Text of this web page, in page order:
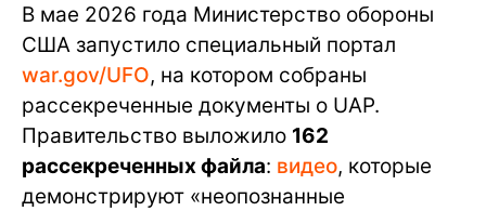
В мае 2026 года Министерство обороны
США запустило специальный портал
war.gov/UFO, на котором собраны
рассекреченные документы о UAP.
Правительство выложило 162
рассекреченных файла: видео, которые
демонстрируют «неопознанные